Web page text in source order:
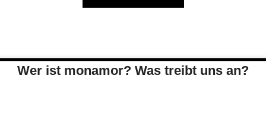
Wer ist monamor? Was treibt uns an?